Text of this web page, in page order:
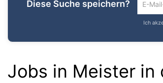
Diese Suche speichern?
Um
die
aktuelle
gib
deine
Ich
Jobs in Meister in